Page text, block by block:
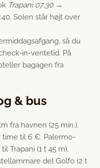
Trapani 07:30 →
Solen står højt over
så du
in-ventetid. På
bagagen fra
& bus
fra havnen (25 min.).
til 6 €. Palermo-
Trapani (1 t 45 m).
del Golfo (2 t